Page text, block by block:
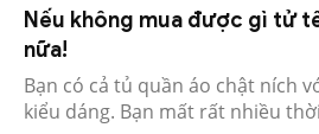
Nếu không mua được gì tử
nữa!
Bạn có cả tủ quần áo chật ních
kiểu dáng. Bạn mất rất nhiều